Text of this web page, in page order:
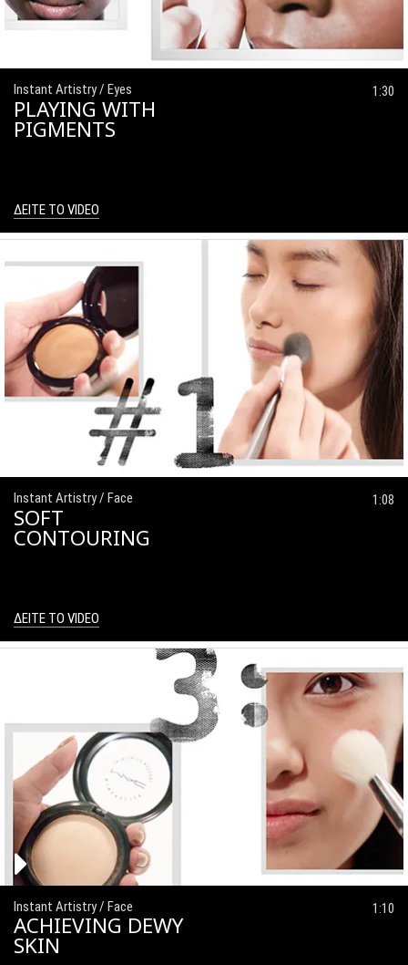
1:30
Instant Artistry / Eyes
PLAYING WITH
PIGMENTS
ΔΕΙΤΕ ΤΟ VIDEO
1:08
Instant Artistry / Face
SOFT
CONTOURING
ΔΕΙΤΕ ΤΟ VIDEO
1:10
Instant Artistry / Face
ACHIEVING DEWY
SKIN